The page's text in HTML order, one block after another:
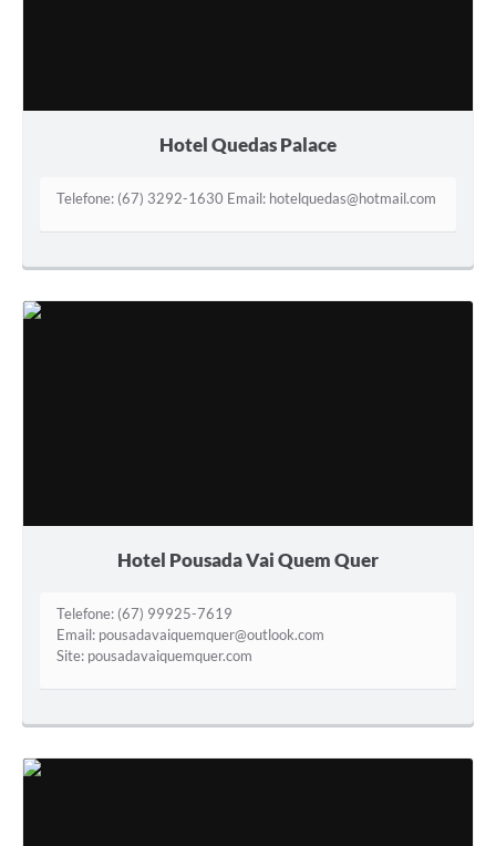
Hotel Quedas Palace
Telefone: (67) 3292-1630 Email: hotelquedas@hotmail.com
Hotel Pousada Vai Quem Quer
Telefone: (67) 99925-7619
Email: pousadavaiquemquer@outlook.com
Site: pousadavaiquemquer.com